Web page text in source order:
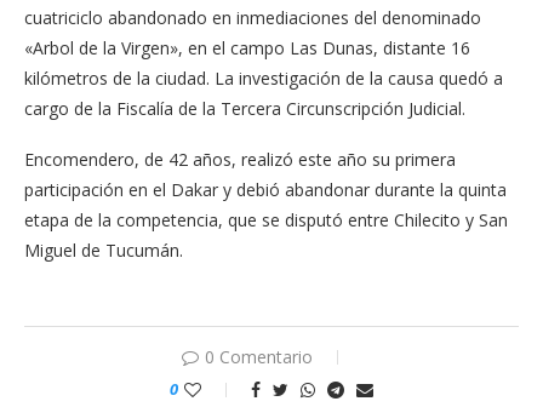
cuatriciclo abandonado en inmediaciones del denominado
«Arbol de la Virgen», en el campo Las Dunas, distante 16
kilómetros de la ciudad. La investigación de la causa quedó a
cargo de la Fiscalía de la Tercera Circunscripción Judicial.
Encomendero, de 42 años, realizó este año su primera
participación en el Dakar y debió abandonar durante la quinta
etapa de la competencia, que se disputó entre Chilecito y San
Miguel de Tucumán.
0 Comentario
0